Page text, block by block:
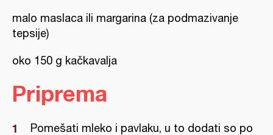
malo maslaca ili margarina (za podmazivanje
tepsije)
oko 150 g kačkavalja
Priprema
Pomešati mleko i pavlaku, u to dodati so po